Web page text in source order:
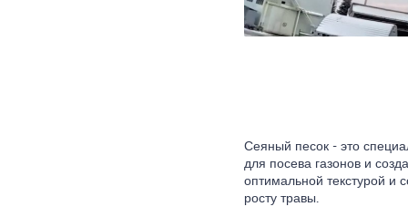
Сеяный песок - это
для посева газонов и
оптимальной текстурой и
росту травы.